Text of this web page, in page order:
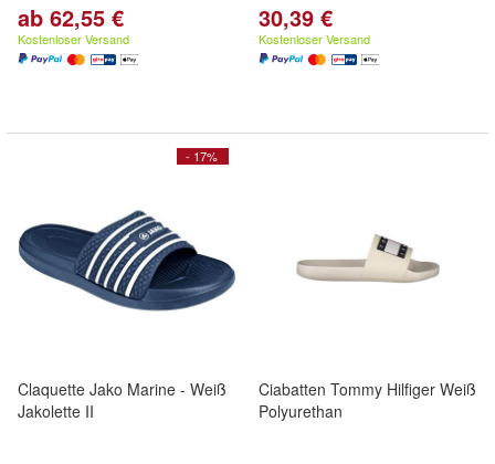
ab 62,55 €
Kostenloser Versand
30,39 €
Kostenloser Versand
- 17%
Claquette Jako Marine - Weiß
Jakolette II
Ciabatten Tommy Hilfiger Weiß
Polyurethan